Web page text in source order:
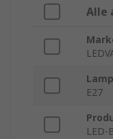
Alle
E27
LED-